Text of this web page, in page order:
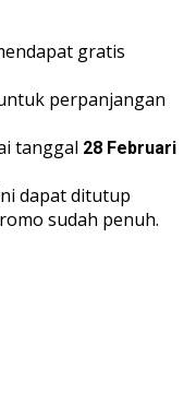
gratis
perpanjangan
tanggal 28 Februari
dapat ditutup
sudah penuh.